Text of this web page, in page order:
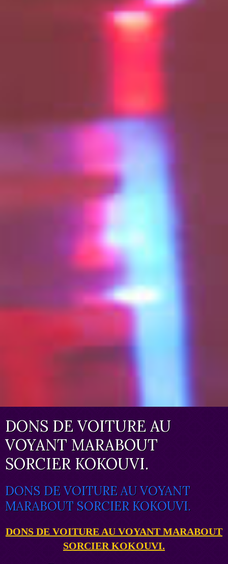
DONS DE VOITURE AU
VOYANT MARABOUT
SORCIER KOKOUVI.
DONS DE VOITURE AU VOYANT
MARABOUT SORCIER KOKOUVI.
DONS DE VOITURE AU VOYANT MARABOUT
SORCIER KOKOUVI.